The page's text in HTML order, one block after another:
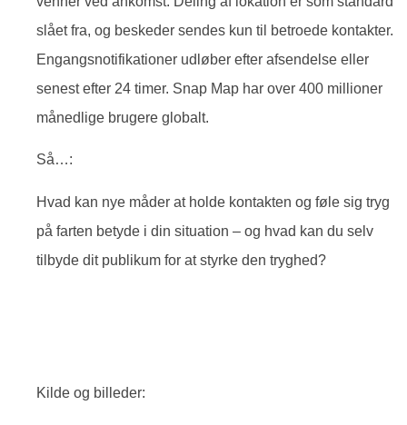
slået fra, og beskeder sendes kun til betroede kontakter.
Engangsnotifikationer udløber efter afsendelse eller
senest efter 24 timer. Snap Map har over 400 millioner
månedlige brugere globalt.
Så…:
Hvad kan nye måder at holde kontakten og føle sig tryg
på farten betyde i din situation – og hvad kan du selv
tilbyde dit publikum for at styrke den tryghed?
Kilde og billeder: